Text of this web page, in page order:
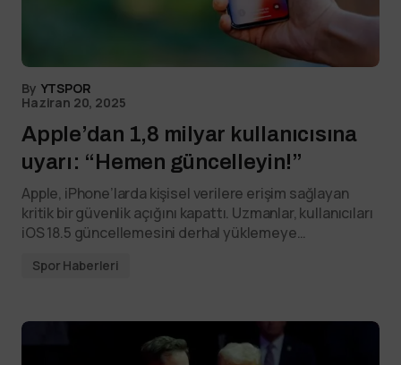
By YTSPOR
Haziran 20, 2025
Apple’dan 1,8 milyar kullanıcısına
uyarı: “Hemen güncelleyin!”
Apple, iPhone’larda kişisel verilere erişim sağlayan
kritik bir güvenlik açığını kapattı. Uzmanlar, kullanıcıları
iOS 18.5 güncellemesini derhal yüklemeye…
Spor Haberleri